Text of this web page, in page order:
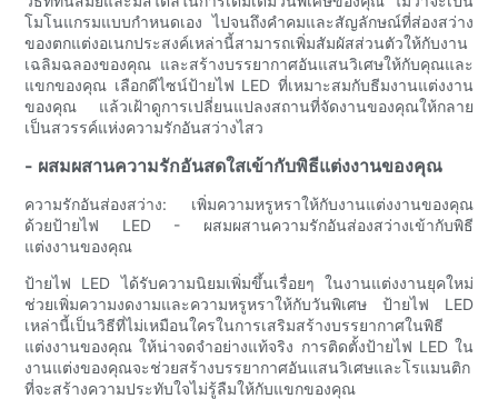
โมโนแกรมแบบกำหนดเอง ไปจนถึงคำคมและสัญลักษณ์ที่ส่องสว่าง
ของตกแต่งอเนกประสงค์เหล่านี้สามารถเพิ่มสัมผัสส่วนตัวให้กับงาน
เฉลิมฉลองของคุณ และสร้างบรรยากาศอันแสนวิเศษให้กับคุณและ
แขกของคุณ เลือกดีไซน์ป้ายไฟ LED ที่เหมาะสมกับธีมงานแต่งงาน
ของคุณ แล้วเฝ้าดูการเปลี่ยนแปลงสถานที่จัดงานของคุณให้กลาย
เป็นสวรรค์แห่งความรักอันสว่างไสว
- ผสมผสานความรักอันสดใสเข้ากับพิธีแต่งงานของคุณ
ความรักอันส่องสว่าง: เพิ่มความหรูหราให้กับงานแต่งงานของคุณ
ด้วยป้ายไฟ LED - ผสมผสานความรักอันส่องสว่างเข้ากับพิธี
แต่งงานของคุณ
ป้ายไฟ LED ได้รับความนิยมเพิ่มขึ้นเรื่อยๆ ในงานแต่งงานยุคใหม่
ช่วยเพิ่มความงดงามและความหรูหราให้กับวันพิเศษ ป้ายไฟ LED
เหล่านี้เป็นวิธีที่ไม่เหมือนใครในการเสริมสร้างบรรยากาศในพิธี
แต่งงานของคุณ ให้น่าจดจำอย่างแท้จริง การติดตั้งป้ายไฟ LED ใน
งานแต่งของคุณจะช่วยสร้างบรรยากาศอันแสนวิเศษและโรแมนติก
ที่จะสร้างความประทับใจไม่รู้ลืมให้กับแขกของคุณ